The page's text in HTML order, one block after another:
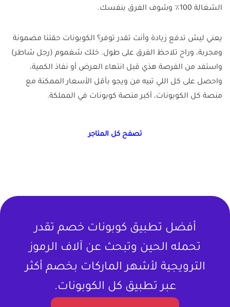
الشغالة 100٪ وشوف الفرق بنفسك
.
يعني ليش تدفع زيادة وأنت تقدر توفر؟ الكوبونات حقتنا مضمونة
ومجربة، وراح تلاحظ الفرق على طول. خلك شغموم (رجل شاطر)
واستفد من الفرصة هذي قبل انتهاء العرض أو نفاذ الكمية،
واحصل على كل اللي تبيه من ويجو بأقل الأسعار الممكنة مع
منصة كل الكوبونات، أكبر منصة كوبونات في المملكة.
تصفح كل المتاجر
أفضل تطبيق كوبونات خصم تقدر
تحمله الحين وتبحث عن آلاف الرموز
الترويجية لأشهر الماركات بخصم أكثر
عبر تطبيق كل الكوبونات.